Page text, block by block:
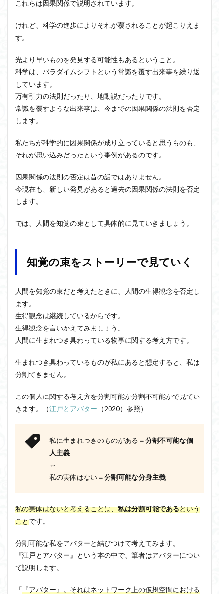
これらは因果関係で説明されています。
けれど、科学の進歩によりそれが覆されることが起こりえま
す。
光より早いものを発見する可能性もあるということ。
科学は、パラダイムシフトという常識を覆す出来事を繰り返
しています。
万有引力の法則だったり、地動説だったりです。
常識を覆すような出来事は、今までの因果関係の法則を否定
します。
私たちが科学的に因果関係が成り立っていると思うものも、
それが思い込みだったという事例があるのです。
因果関係の法則の否定は昔の話ではありません。
今現在も、新しい発見があると過去の因果関係の法則を否定
します。
では、人間を知覚の束として具体的に見ていきましょう。
知覚の束をストーリーで見ていく
人間を知覚の束だと考えたときに、人間の生得観念を否定し
ます。
生得観念は継続しているからです。
生得観念を言いかえてみましょう。
人間に生まれつき具わっている物事に関する考え方です。
生まれつき具わっているものが私にあると想定すると、私は
分割できません。
この個人に関する考え方を分割可能か分割不可能かで見てい
きます。（江戸とアバター （2020）参照）
私に生まれつきのものがある＝分割不可能な個
人主義
⇔
私の実体はない＝分割可能な分身主義
私の実体はないと考えることは、私は分割可能であるという
ことです。
分割可能な私をアバターと結びつけて考えてみます。
『江戸とアバター』という本の中で、筆者はアバターについ
て説明します。
「 『アバター』。それはネットワーク上の仮想空間における